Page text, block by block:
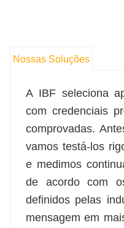
Nossas Soluções
A IBF seleciona
com credenciais
comprovadas.
vamos testá-los
e medimos
de acordo com
definidos pelas
mensagem em